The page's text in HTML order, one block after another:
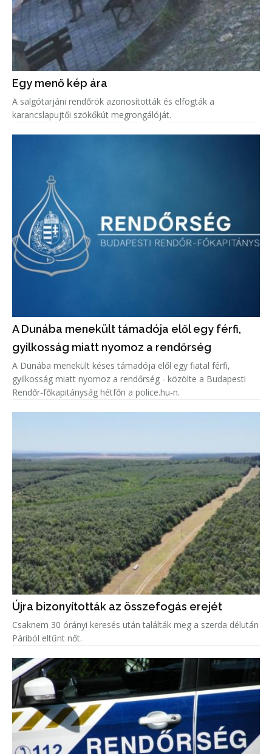
Egy menő kép ára
A salgótarjáni rendőrök azonosították és elfogták a
karancslapujtői szökőkút megrongálóját.
A Dunába menekült támadója elől egy férfi,
gyilkosság miatt nyomoz a rendőrség
A Dunába menekült késes támadója elől egy fiatal férfi,
gyilkosság miatt nyomoz a rendőrség - közölte a Budapesti
Rendőr-főkapitányság hétfőn a police.hu-n.
Újra bizonyították az összefogás erejét
Csaknem 30 órányi keresés után találták meg a szerda délután
Páriból eltűnt nőt.